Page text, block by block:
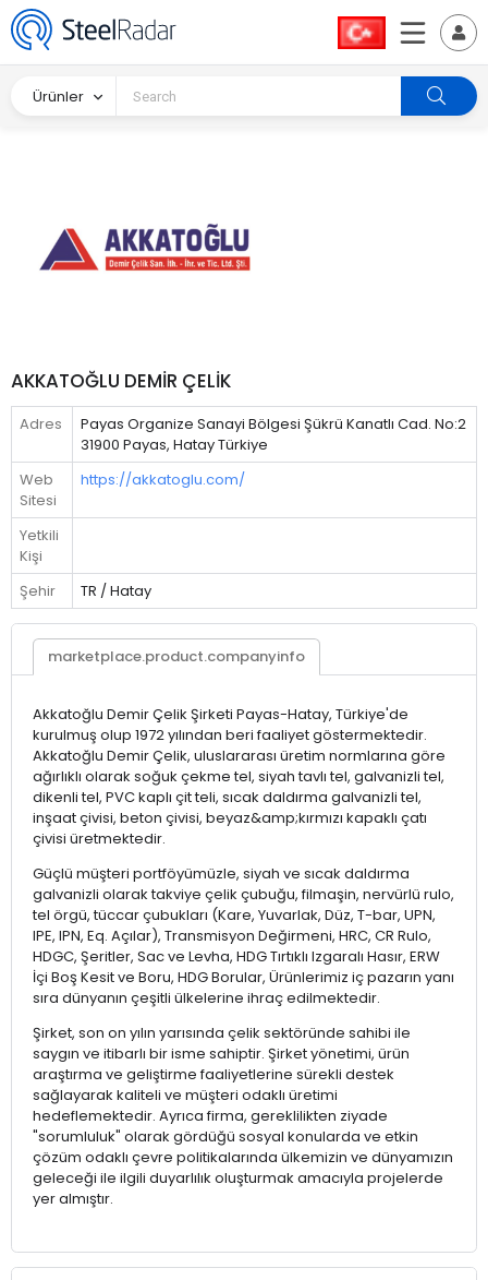
Ürünler
AKKATOĞLU DEMİR ÇELİK
Adres
Payas Organize Sanayi Bölgesi Şükrü Kanatlı Cad. No:2
31900 Payas, Hatay Türkiye
Web
Sitesi
https://akkatoglu.com/
Yetkili
Kişi
Şehir
TR / Hatay
marketplace.product.companyinfo
Akkatoğlu Demir Çelik Şirketi Payas-Hatay, Türkiye'de
kurulmuş olup 1972 yılından beri faaliyet göstermektedir.
Akkatoğlu Demir Çelik, uluslararası üretim normlarına göre
ağırlıklı olarak soğuk çekme tel, siyah tavlı tel, galvanizli tel,
dikenli tel, PVC kaplı çit teli, sıcak daldırma galvanizli tel,
inşaat çivisi, beton çivisi, beyaz&amp;kırmızı kapaklı çatı
çivisi üretmektedir.
Güçlü müşteri portföyümüzle, siyah ve sıcak daldırma
galvanizli olarak takviye çelik çubuğu, filmaşin, nervürlü rulo,
tel örgü, tüccar çubukları (Kare, Yuvarlak, Düz, T-bar, UPN,
IPE, IPN, Eq. Açılar), Transmisyon Değirmeni, HRC, CR Rulo,
HDGC, Şeritler, Sac ve Levha, HDG Tırtıklı Izgaralı Hasır, ERW
İçi Boş Kesit ve Boru, HDG Borular, Ürünlerimiz iç pazarın yanı
sıra dünyanın çeşitli ülkelerine ihraç edilmektedir.
Şirket, son on yılın yarısında çelik sektöründe sahibi ile
saygın ve itibarlı bir isme sahiptir. Şirket yönetimi, ürün
araştırma ve geliştirme faaliyetlerine sürekli destek
sağlayarak kaliteli ve müşteri odaklı üretimi
hedeflemektedir. Ayrıca firma, gereklilikten ziyade
"sorumluluk" olarak gördüğü sosyal konularda ve etkin
çözüm odaklı çevre politikalarında ülkemizin ve dünyamızın
geleceği ile ilgili duyarlılık oluşturmak amacıyla projelerde
yer almıştır.